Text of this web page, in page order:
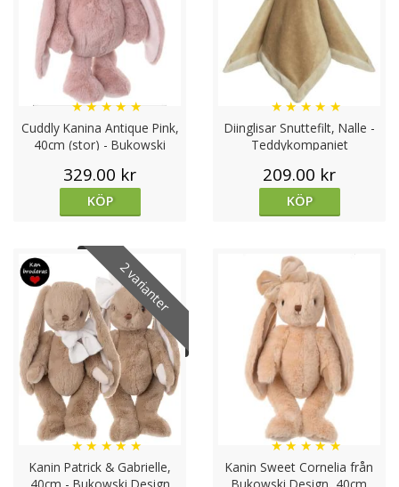
Cuddly Kanina Antique Pink,
40cm (stor) - Bukowski
★★★ ★ ★
329.00 kr
KÖP
Diinglisar Snuttefilt, Nalle -
Teddykompaniet
★ ★★ ★ ★
209.00 kr
KÖP
2 varianter
Kanin Patrick & Gabrielle,
★★ ★★★
Kanin Sweet Cornelia från
★★ ★★★